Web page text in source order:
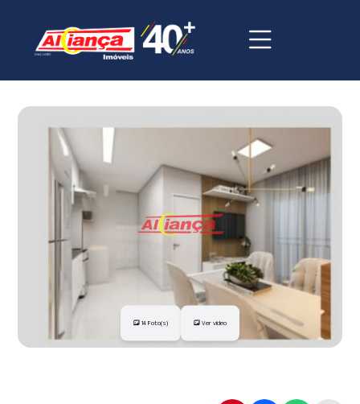
14 Foto(s) Ver vídeo